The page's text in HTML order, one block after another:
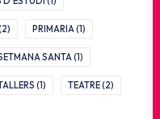
PRIMARIA(1)
SANTA(1)
(1) TEATRE(2)